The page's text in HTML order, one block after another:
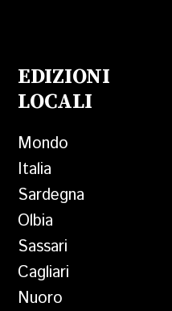
EDIZIONI
LOCALI
Mondo
Italia
Sardegna
Olbia
Sassari
Cagliari
Nuoro